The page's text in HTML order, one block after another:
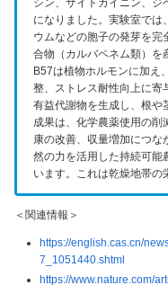
シン、サイトカイニン、
になりました。実験室では
ウムなどの胞子の発芽を
合物（カルバペネム類）を
B57は植物ホルモンに加え
整、ストレス耐性向上に寄
有益代謝物を生成し、根や
成果は、化学農薬使用の削
康の改善、収量増加につな
然の力を活用した持続可能
います。これは乾燥地帯の
＜関連情報＞
https://english.cas.cn/
7_1051440.shtml
https://www.nature.com/